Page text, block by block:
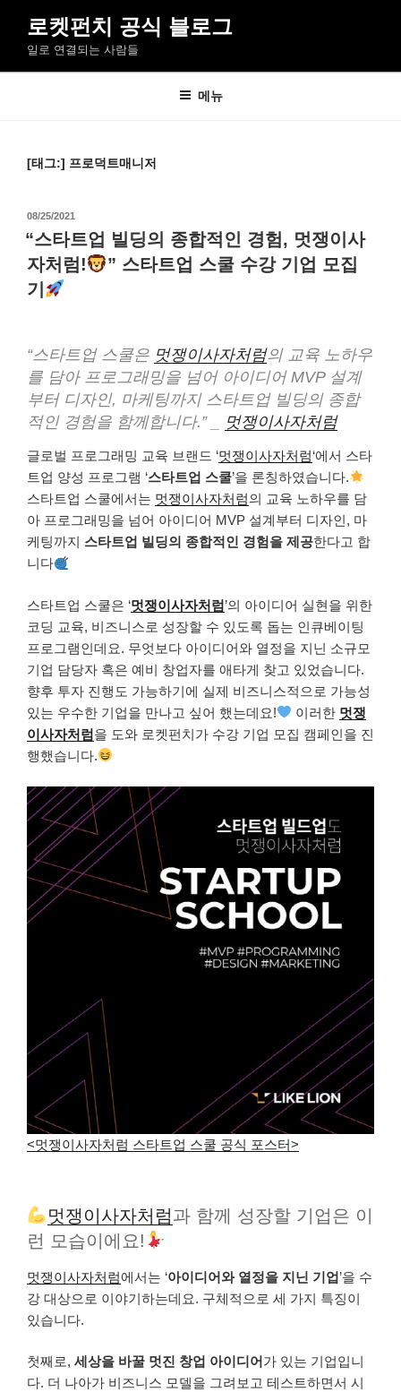
로
로켓펀치 공식 블로그
일로 연결되는 사람들
메뉴
[태그:] 프로덕트매니저
작
성
일
자
08/25/2021
“스타트업 빌딩의 종합적인 경험, 멋쟁이사
자처럼!
” 스타트업 스쿨 수강 기업 모집
기
“스타트업 스쿨은 멋쟁이사자처럼의 교육 노하우
를 담아 프로그래밍을 넘어 아이디어 MVP 설계
부터 디자인, 마케팅까지 스타트업 빌딩의 종합
적인 경험을 함께합니다.” _
멋쟁이사자처럼
글로벌 프로그래밍 교육 브랜드 ‘멋쟁이사자처럼‘에서 스타
트업 양성 프로그램 ‘스타트업 스쿨’을 론칭하였습니다.
스타트업 스쿨에서는 멋쟁이사자처럼의 교육 노하우를 담
아 프로그래밍을 넘어 아이디어 MVP 설계부터 디자인, 마
케팅까지 스타트업 빌딩의 종합적인 경험을 제공한다고 합
니다
스타트업 스쿨은 ‘멋쟁이사자처럼’의 아이디어 실현을 위한
코딩 교육, 비 즈니스로 성장할 수 있도록 돕는 인큐베이팅
프로그램인데요. 무엇보다 아이디어와 열정을 지닌 소규모
기업 담당자 혹은 예비 창업자를 애타게 찾고 있었습니다.
향후 투자 진행도 가능하기에 실제 비즈니스적으로 가능성
있는 우수한 기업을 만나고 싶어 했는데요!
이러한 멋쟁
이사자처럼을 도와 로켓펀치가 수강 기업 모집 캠페인을 진
행했습니다.
<멋쟁이사자처럼 스타트업 스쿨 공식 포스터>
멋쟁이사자처럼과 함께 성장할 기업은 이
런 모습이에요!
멋쟁이사자처럼에서는 ‘아이디어와 열정을 지닌 기업’을 수
강 대상으로 이야기하는데요. 구체적으로 세 가지 특징이
있습니다.
첫째로, 세상을 바꿀 멋진 창업 아이디어가 있는 기업입니
다. 더 나아가 비즈니스 모델을 그려보고 테스트하면서 시